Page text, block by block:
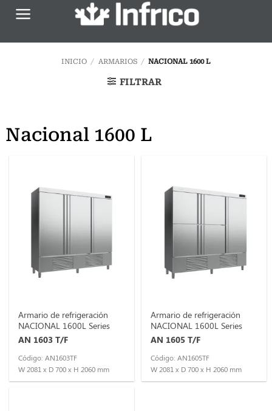
Saltar
INICIO / ARMARIOS / NACIONAL 1600 L
FILTRAR
Nacional 1600 L
Armario de refrigeración
NACIONAL 1600L Series
AN 1603 T/F
Código: AN1603TF
W 2081 x D 700 x H 2060 mm
Armario de refrigeración
NACIONAL 1600L Series
AN 1605 T/F
Código: AN1605TF
W 2081 x D 700 x H 2060 mm